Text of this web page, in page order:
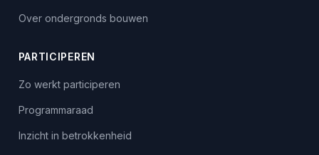
Over ondergronds bouwen
PARTICIPEREN
Zo werkt participeren
Programmaraad
Inzicht in betrokkenheid